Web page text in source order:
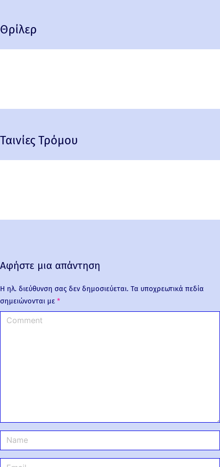
Θρίλερ
Ταινίες Τρόμου
Αφήστε μια απάντηση
Η ηλ. διεύθυνση σας δεν δημοσιεύεται. Τα υποχρεωτικά πεδία
σημειώνονται με *